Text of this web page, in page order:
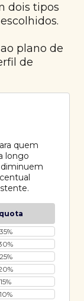
dois tipos
plano de
de
quem
longo
diminuem
35%
25%
15%
10%